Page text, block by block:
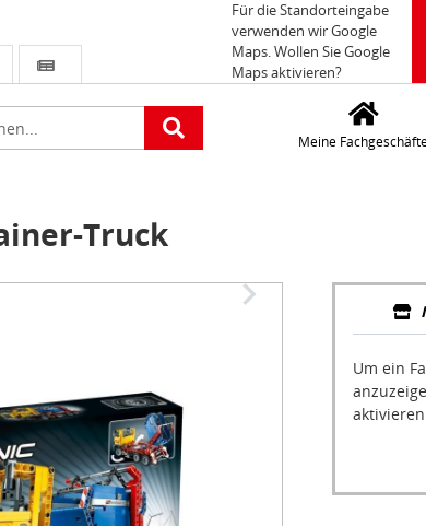
Für die Standorteingabe
verwenden wir Google
Maps. Wollen Sie Google
Maps aktivieren?
Meine
Truck
Um ein